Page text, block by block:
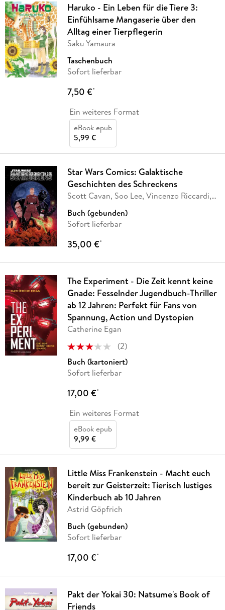
Haruko - Ein Leben für die Tiere 3:
Einfühlsame Mangaserie über den
Alltag einer Tierpflegerin
Saku Yamaura
Taschenbuch
Sofort lieferbar
7,50 €*
Ein weiteres Format
eBook epub
5,99 €
Star Wars Comics: Galaktische
Geschichten des Schreckens
Scott Cavan, Soo Lee, Vincenzo Riccardi,
Buch (gebunden)
Sofort lieferbar
35,00 €*
The Experiment - Die Zeit kennt keine
Gnade: Fesselnder Jugendbuch-Thriller
ab 12 Jahren: Perfekt für Fans von
Spannung, Action und Dystopien
Catherine Egan
(2)
Buch (kartoniert)
Sofort lieferbar
17,00 €*
Ein weiteres Format
eBook epub
9,99 €
Little Miss Frankenstein - Macht euch
bereit zur Geisterzeit: Tierisch lustiges
Kinderbuch ab 10 Jahren
Astrid Göpfrich
Buch (gebunden)
Sofort lieferbar
17,00 €*
Pakt der Yokai 30: Natsume's Book of
Friends